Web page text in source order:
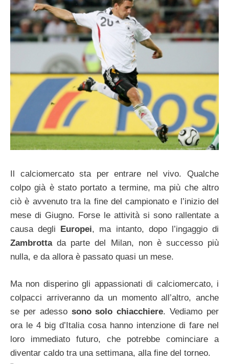
Il calciomercato sta per entrare nel vivo. Qualche
colpo già è stato portato a termine, ma più che altro
ciò è avvenuto tra la fine del campionato e l’inizio del
mese di Giugno. Forse le attività si sono rallentate a
causa degli
Europei, ma intanto, dopo l’ingaggio di
Zambrottada parte del Milan, non è successo più
nulla, e da allora è passato quasi un mese.
Ma non disperino gli appassionati di calciomercato, i
colpacci arriveranno da un momento all’altro, anche
se per adessosono solo chiacchiere. Vediamo per
ora le 4 big d’Italia cosa hanno intenzione di fare nel
loro immediato futuro, che potrebbe cominciare a
diventar caldo tra una settimana, alla fine del torneo.